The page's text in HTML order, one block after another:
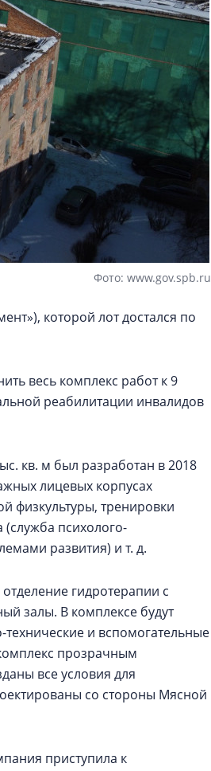
Фото: www.gov.spb.ru
которой лот достался по
весь комплекс работ к 9
реабилитации инвалидов
кв. м был разработан в 2018
лицевых корпусах
физкультуры, тренировки
психолого-
развития) и т. д.
гидротерапии с
залы. В комплексе будут
и вспомогательные
прозрачным
все условия для
со стороны Мясной
приступила к